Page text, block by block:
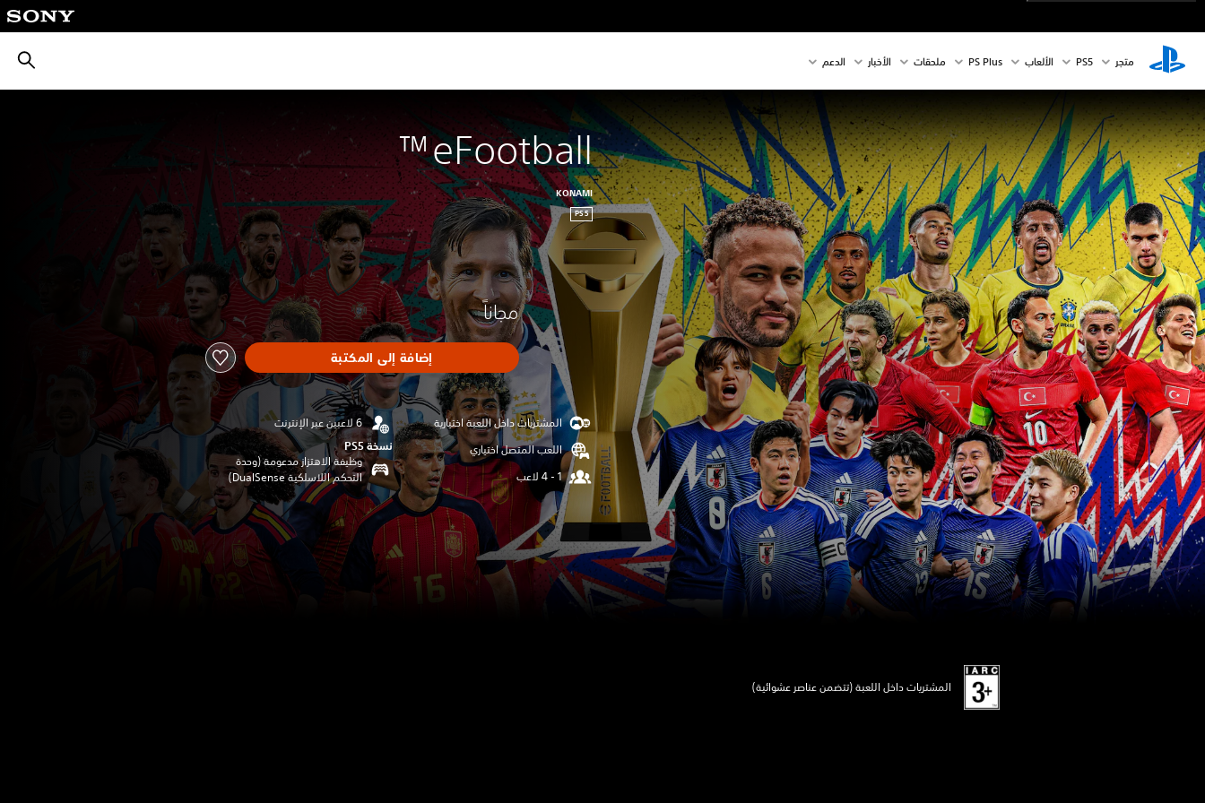
متجر PS5‏ الألعاب PS Plus ملحقات الأخبار الدعم
eFootball™
KONAMI
PS5
مجاناً
إضافة إلى المكتبة
المشتريات داخل اللعبة اختيارية
اللعب المتصل اختياري
‏1 - 4 لاعب
نسخة PS5‏
وظيفة الاهتزاز مدعومة (وحدة
التحكم اللاسلكية DualSense‏)
المشتريات داخل اللعبة (تتضمن عناصر عشوائية)